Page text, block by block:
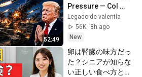
52:49
Pressure — Col
Douglas
Macgregor
Explains
Legado de valentía
56K
8h ago
New
卵は腎臓の味方だっ
た？シニアが知らな
い正しい食べ方と危